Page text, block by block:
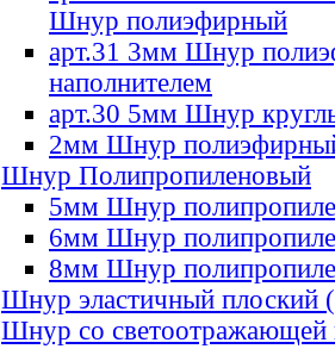
Шнур полиэфирный
арт.31 3мм Шнур
наполнителем
арт.30 5мм Шнур
2мм Шнур
Шнур Полипропиленовый
5мм Шнур
6мм Шнур
8мм Шнур
Шнур эластичный плоский
Шнур со светоотражающей